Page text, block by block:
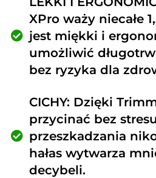
XPro waży niecałe
jest miękki i
umożliwić
bez ryzyka dla
CICHY: Dzięki
przycinać bez
przeszkadzania
hałas wytwarza
decybeli.